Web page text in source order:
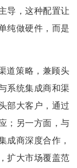
导，这种配置让
纯做硬件，而是
道策略，兼顾头
系统集成商和渠
部大客户，通过
；另一方面，与
成商深度合作，
扩大市场覆盖范